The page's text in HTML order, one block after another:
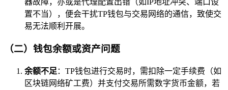
器故障，亦或是代理配置出错（如IP地址冲突、端口设
置不当），便会干扰TP钱包与交易网络的通信，致使交
易无法顺利开展。
（二）钱包余额或资产问题
余额不足 ：TP钱包进行交易时，需扣除一定手续费（如
区块链网络矿工费）并支付交易所需数字货币金额，若